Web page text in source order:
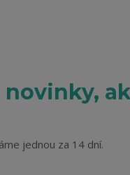
jednou za 14 dní.